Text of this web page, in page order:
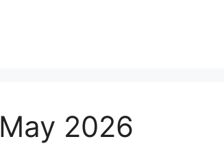
May 2026